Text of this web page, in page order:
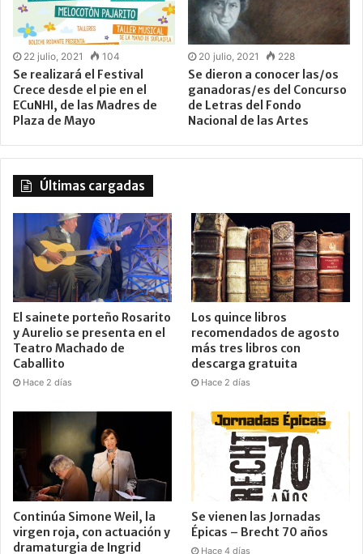
22 julio, 2021 104
Se realizará el Festival
Crece desde el pie en el
ECuNHI, de las Madres de
Plaza de Mayo
20 julio, 2021 228
Se dieron a conocer las/os
ganadoras/es del Concurso
de Letras del Fondo
Nacional de las Artes
Últimas cargadas
El sainete porteño Rosarito
y Aurelio se presenta en el
Teatro Machado de
Caballito
Hace 2 días
Los quince libros
recomendados de agosto
más tres libros con
descarga gratuita
Hace 2 días
Continúa Simone Weil, la
virgen roja, con actuación y
dramaturgia de Ingrid
Se vienen las Jornadas
Épicas – Brecht 70 años
Hace 4 días